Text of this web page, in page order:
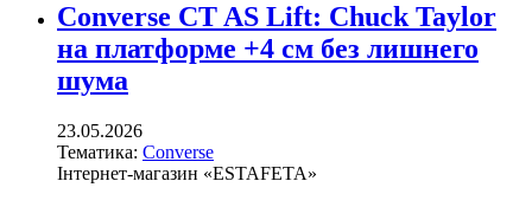
Converse CT AS Lift: Chuck Taylor
на платформе +4 см без лишнего
шума
23.05.2026
Тематика: Converse
Інтернет-магазин «ESTAFETA»